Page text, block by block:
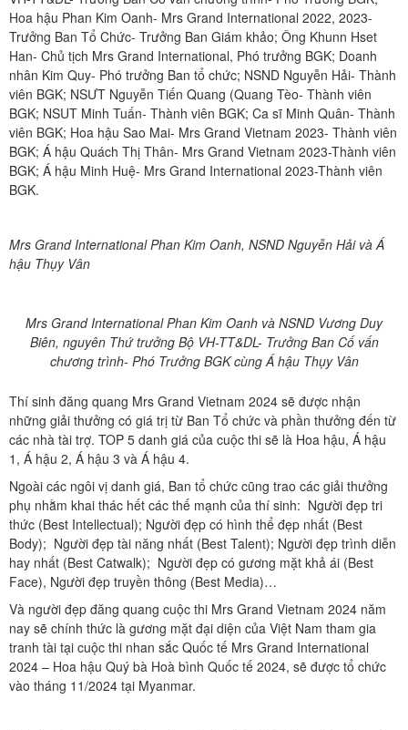
Hoa hậu Phan Kim Oanh- Mrs Grand International 2022, 2023-
Trưởng Ban Tổ Chức- Trưởng Ban Giám khảo; Ông Khunn Hset
Han- Chủ tịch Mrs Grand International, Phó trưởng BGK; Doanh
nhân Kim Quy- Phó trưởng Ban tổ chức; NSND Nguyễn Hải- Thành
viên BGK; NSƯT Nguyễn Tiến Quang (Quang Tèo- Thành viên
BGK; NSUT Minh Tuấn- Thành viên BGK; Ca sĩ Minh Quân- Thành
viên BGK; Hoa hậu Sao Mai- Mrs Grand Vietnam 2023- Thành viên
BGK; Á hậu Quách Thị Thân- Mrs Grand Vietnam 2023-Thành viên
BGK; Á hậu Minh Huệ- Mrs Grand International 2023-Thành viên
BGK.
Mrs Grand InternationalPhan Kim Oanh, NSND Nguyễn Hải và Á
hậu Thụy Vân
Mrs Grand InternationalPhan Kim Oanh và NSND Vương Duy
Biên, nguyên Thứ trưởng Bộ VH-TT&DL- Trưởng Ban Cố vấn
chương trình- Phó Trưởng BGK cùng Á hậu Thụy Vân
Thí sinh đăng quang Mrs Grand Vietnam 2024 sẽ được nhận
những giải thưởng có giá trị từ Ban Tổ chức và phần thưởng đến từ
các nhà tài trợ. TOP 5 danh giá của cuộc thi sẽ là Hoa hậu, Á hậu
1, Á hậu 2, Á hậu 3 và Á hậu 4.
Ngoài các ngôi vị danh giá, Ban tổ chức cũng trao các giải thưởng
phụ nhằm khai thác hết các thế mạnh của thí sinh: Người đẹp tri
thức (Best Intellectual); Người đẹp có hình thể đẹp nhất (Best
Body); Người đẹp tài năng nhất (Best Talent); Người đẹp trình diễn
hay nhất (Best Catwalk); Người đẹp có gương mặt khả ái (Best
Face), Người đẹp truyền thông (Best Media)…
Và người đẹp đăng quang cuộc thi Mrs Grand Vietnam 2024 năm
nay sẽ chính thức là gương mặt đại diện của Việt Nam tham gia
tranh tài tại cuộc thi nhan sắc Quốc tế Mrs Grand International
2024 – Hoa hậu Quý bà Hoà bình Quốc tế 2024, sẽ được tổ chức
vào tháng 11/2024 tại Myanmar.